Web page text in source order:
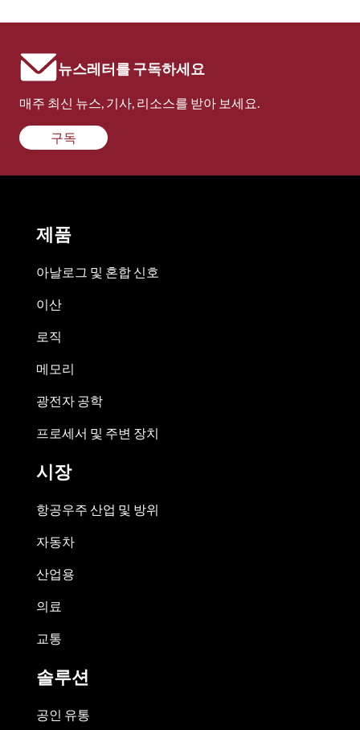
뉴스레터를 구독하세요
매주 최신 뉴스, 기사, 리소스를 받아 보세요.
구독
제품
아날로그 및 혼합 신호
이산
로직
메모리
광전자 공학
프로세서 및 주변 장치
시장
항공우주 산업 및 방위
자동차
산업용
의료
교통
솔루션
공인 유통